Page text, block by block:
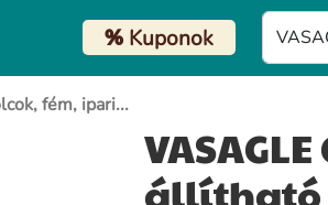
%Kuponok
fém, ipari...
állítható